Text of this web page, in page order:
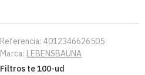
Referencia:4012346626505
Marca: LEBENSBAUNA
Filtros te 100-ud